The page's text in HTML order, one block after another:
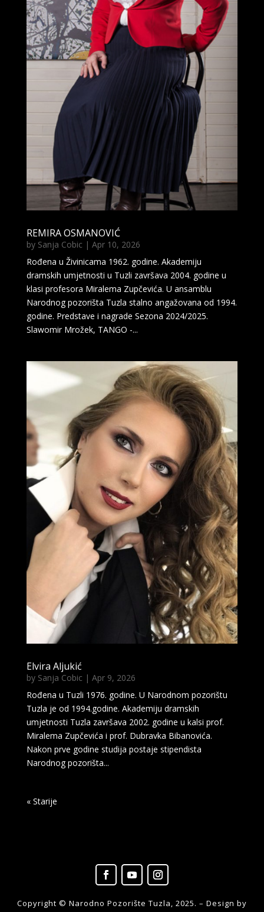
REMIRA OSMANOVIĆ
by Sanja Cobic| Apr 10, 2026
Rođena u Živinicama 1962. godine. Akademiju
dramskih umjetnosti u Tuzli završava 2004. godine u
klasi profesora Miralema Zupčevića. U ansamblu
Narodnog pozorišta Tuzla stalno angažovana od 1994.
godine. Predstave i nagrade Sezona 2024/2025.
Slawomir Mrožek, TANGO -...
Elvira Aljukić
by Sanja Cobic| Apr 9, 2026
Rođena u Tuzli 1976. godine. U Narodnom pozorištu
Tuzla je od 1994.godine. Akademiju dramskih
umjetnosti Tuzla završava 2002. godine u kalsi prof.
Miralema Zupčevića i prof. Dubravka Bibanovića.
Nakon prve godine studija postaje stipendista
Narodnog pozorišta...
« Older Entries
Copyright © Narodno Pozorište Tuzla, 2025. – Design by